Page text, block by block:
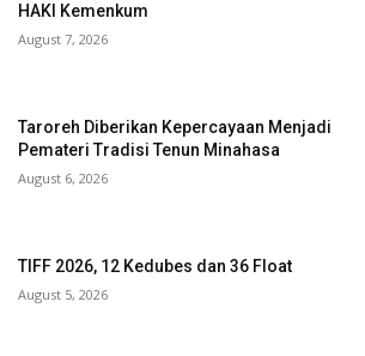
HAKI Kemenkum
August 7, 2026
Taroreh Diberikan Kepercayaan Menjadi
Pemateri Tradisi Tenun Minahasa
August 6, 2026
TIFF 2026, 12 Kedubes dan 36 Float
August 5, 2026